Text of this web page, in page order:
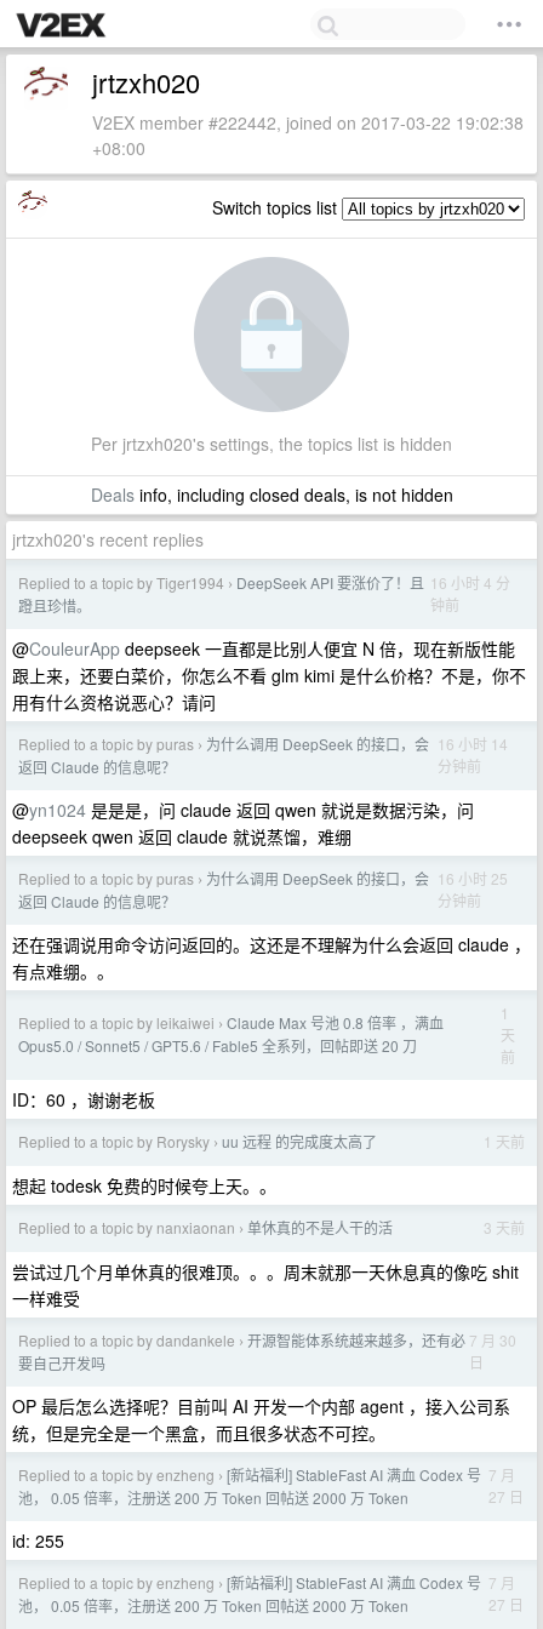
jrtzxh020
V2EX member #222442, joined on 2017-03-22 19:02:38
+08:00
Switch topics list
Per jrtzxh020's settings, the topics list is hidden
Dealsinfo, including closed deals, is not hidden
jrtzxh020's recent replies
Replied to a topic by Tiger1994 › DeepSeek API 要涨价了！且
蹬且珍惜。
16 小时 4 分
钟前
@CouleurApp deepseek 一直都是比别人便宜 N 倍，现在新版性能
跟上来，还要白菜价，你怎么不看 glm kimi 是什么价格？不是，你不
用有什么资格说恶心？请问
Replied to a topic by puras › 为什么调用 DeepSeek 的接口，会
返回 Claude 的信息呢？
16 小时 14
分钟前
@yn1024 是是是，问 claude 返回 qwen 就说是数据污染，问
deepseek qwen 返回 claude 就说蒸馏，难绷
Replied to a topic by puras › 为什么调用 DeepSeek 的接口，会
返回 Claude 的信息呢？
16 小时 25
分钟前
还在强调说用命令访问返回的。这还是不理解为什么会返回 claude ，
有点难绷。。
Replied to a topic by leikaiwei › Claude Max 号池 0.8 倍率 ，满血
Opus5.0 / Sonnet5 / GPT5.6 / Fable5 全系列，回帖即送 20 刀
1
天
前
ID：60 ，谢谢老板
Replied to a topic by Rorysky › uu 远程 的完成度太高了 1 天前
想起 todesk 免费的时候夸上天。。
Replied to a topic by nanxiaonan › 单休真的不是人干的活 3 天前
尝试过几个月单休真的很难顶。。。周末就那一天休息真的像吃 shit
一样难受
Replied to a topic by dandankele › 开源智能体系统越来越多，还有必
要自己开发吗
7 月 30
日
OP 最后怎么选择呢？目前叫 AI 开发一个内部 agent ，接入公司系
统，但是完全是一个黑盒，而且很多状态不可控。
Replied to a topic by enzheng › [新站福利] StableFast AI 满血 Codex 号
池， 0.05 倍率，注册送 200 万 Token 回帖送 2000 万 Token
7 月
27 日
id: 255
Replied to a topic by enzheng › [新站福利] StableFast AI 满血 Codex 号
池， 0.05 倍率，注册送 200 万 Token 回帖送 2000 万 Token
7 月
27 日